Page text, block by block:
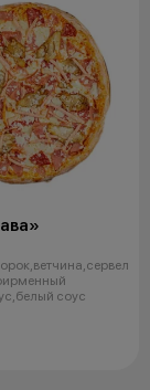
соус